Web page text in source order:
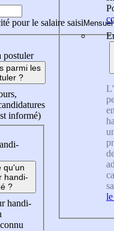
pour le salaire saisi
postuler
parmi les
?
informé)
qu'un
handi-
?
handi-